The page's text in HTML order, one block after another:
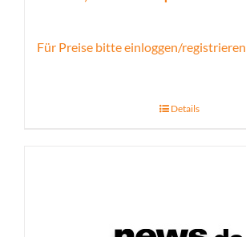
Für Preise bitte einloggen/registrieren
Details